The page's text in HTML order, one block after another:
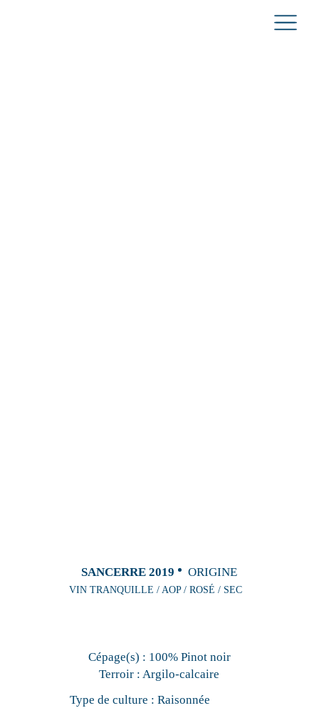
SANCERRE 2019 ORIGINE
VIN TRANQUILLE / AOP / ROSÉ / SEC
Cépage(s) : 100% Pinot noir
Terroir : Argilo-calcaire
Type de culture : Raisonnée